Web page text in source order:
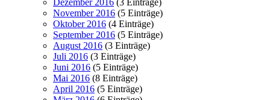
Dezember 2016 (3 Einträge)
November 2016 (5 Einträge)
Oktober 2016 (4 Einträge)
September 2016 (5 Einträge)
August 2016 (3 Einträge)
Juli 2016 (3 Einträge)
Juni 2016 (5 Einträge)
Mai 2016 (8 Einträge)
April 2016 (5 Einträge)